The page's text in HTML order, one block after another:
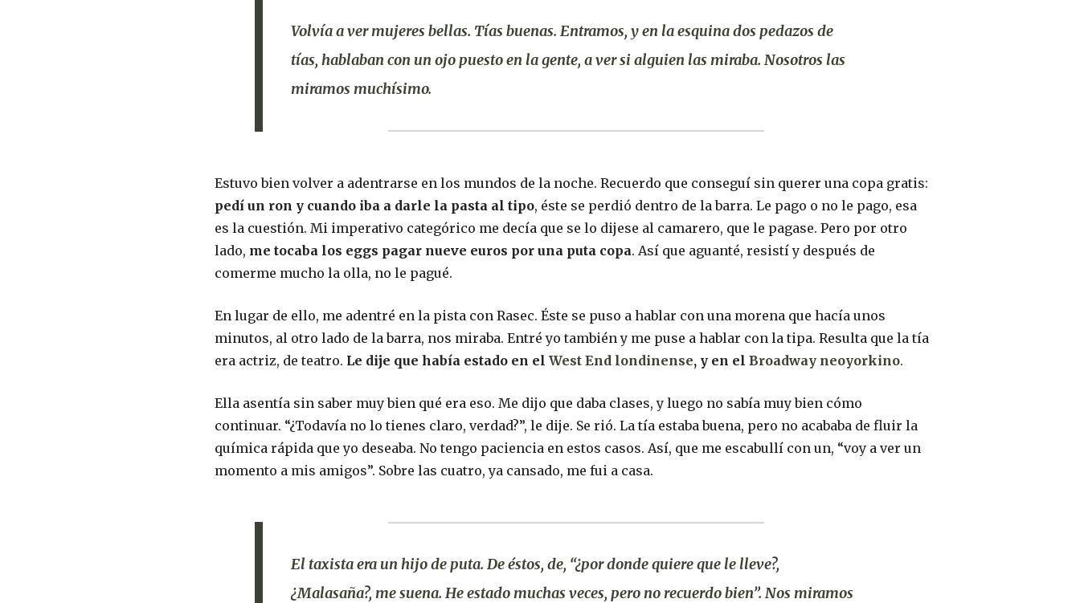
Volvía a ver mujeres bellas. Tías buenas. Entramos, y en la esquina dos pedazos de
tías, hablaban con un ojo puesto en la gente, a ver si alguien las miraba. Nosotros las
miramos muchísimo.
Estuvo bien volver a adentrarse en los mundos de la noche. Recuerdo que conseguí sin querer una copa gratis:
pedí un ron y cuando iba a darle la pasta al tipo, éste se perdió dentro de la barra. Le pago o no le pago, esa
es la cuestión. Mi imperativo categórico me decía que se lo dijese al camarero, que le pagase. Pero por otro
lado, me tocaba los eggs pagar nueve euros por una puta copa. Así que aguanté, resistí y después de
comerme mucho la olla, no le pagué.
En lugar de ello, me adentré en la pista con Rasec. Éste se puso a hablar con una morena que hacía unos
minutos, al otro lado de la barra, nos miraba. Entré yo también y me puse a hablar con la tipa. Resulta que la tía
era actriz, de teatro. Le dije que había estado en el West End londinense, y en el Broadway neoyorkino.
Ella asentía sin saber muy bien qué era eso. Me dijo que daba clases, y luego no sabía muy bien cómo
continuar. “¿Todavía no lo tienes claro, verdad?”, le dije. Se rió. La tía estaba buena, pero no acababa de fluir la
química rápida que yo deseaba. No tengo paciencia en estos casos. Así, que me escabullí con un, “voy a ver un
momento a mis amigos”. Sobre las cuatro, ya cansado, me fui a casa.
El taxista era un hijo de puta. De éstos, de, “¿por donde quiere que le lleve?,
¿Malasaña?, me suena. He estado muchas veces, pero no recuerdo bien”. Nos miramos